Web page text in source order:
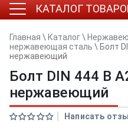
КАТАЛОГ
Главная \ Каталог\
нержавеющая сталь \ Болт
нержавеющий
Болт DIN 444 B
нержавеющий
Написать